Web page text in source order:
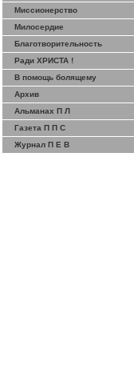
Миссионерство
Милосердие
Благотворительность
Ради ХРИСТА !
В помощь болящему
Архив
Альманах П Л
Газета П П С
Журнал П Е В